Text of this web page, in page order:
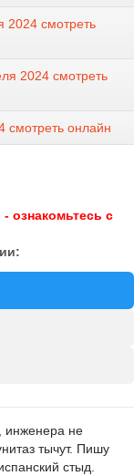
смотреть
2024 смотреть
онлайн
ознакомьтесь с
инженера не
тычут. Пишу
стыд.